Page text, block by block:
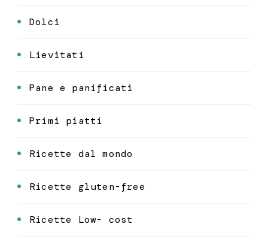
Dolci
Lievitati
Pane e panificati
Primi piatti
Ricette dal mondo
Ricette gluten-free
Ricette Low- cost